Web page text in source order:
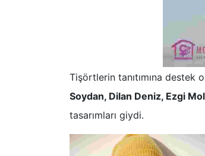
Tişörtlerin tanıtımına destek
Soydan, Dilan Deniz, Ezgi
tasarımları giydi.